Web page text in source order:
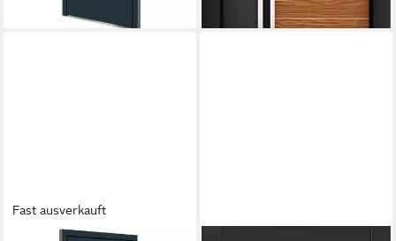
lieferbar in 10 Wochen
Fast ausverkauft